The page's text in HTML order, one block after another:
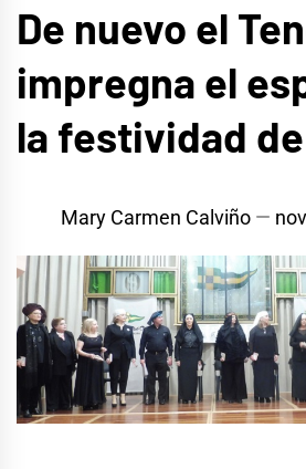
De nuevo el
impregna el
la festividad
Mary Carmen Calviño